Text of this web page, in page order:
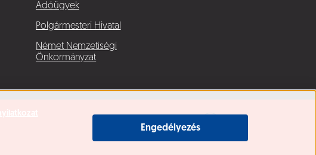
Engedélyezés
Adóügyek
Polgármesteri Hivatal
Német Nemzetiségi
Önkormányzat